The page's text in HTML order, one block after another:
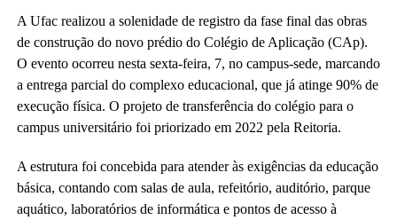
A Ufac realizou a solenidade de registro da fase final das obras
de construção do novo prédio do Colégio de Aplicação (CAp).
O evento ocorreu nesta sexta-feira, 7, no campus-sede, marcando
a entrega parcial do complexo educacional, que já atinge 90% de
execução física. O projeto de transferência do colégio para o
campus universitário foi priorizado em 2022 pela Reitoria.
A estrutura foi concebida para atender às exigências da educação
básica, contando com salas de aula, refeitório, auditório, parque
aquático, laboratórios de informática e pontos de acesso à